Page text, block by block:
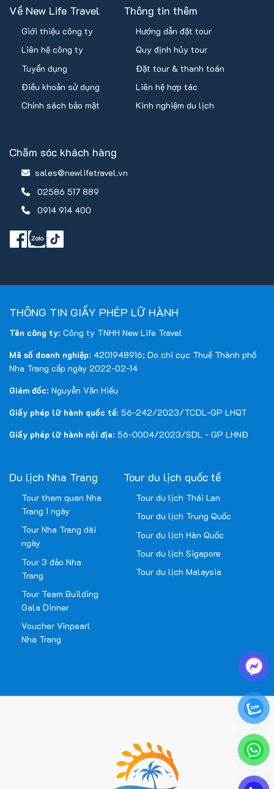
Về New Life Travel
Giới thiệu công ty
Liên hệ công ty
Tuyển dụng
Điều khoản sử dụng
Chính sách bảo mật
Thông tin thêm
Hướng dẫn đặt tour
Quy định hủy tour
Đặt tour & thanh toán
Liên hệ hợp tác
Kinh nghiệm du lịch
Chăm sóc khách hàng
sales@newlifetravel.vn
02586 517 889
0914 914 400
THÔNG TIN GIẤY PHÉP LỮ HÀNH
Tên công ty: Công ty TNHH New Life Travel
Mã số doanh nghiệp: 4201948916; Do chi cục Thuế Thành phố
Nha Trang cấp ngày 2022-02-14
Giám đốc: Nguyễn Văn Hiếu
Giấy phép lữ hành quốc tế: 56-242/2023/TCDL-GP LHQT
Giấy phép lữ hành nội địa: 56-0004/2023/SDL - GP LHNĐ
Du lịch Nha Trang
Tour tham quan Nha
Trang 1 ngày
Tour Nha Trang dài
ngày
Tour 3 đảo Nha
Trang
Tour Team Building
Gala Dinner
Voucher Vinpearl
Nha Trang
Tour du lịch quốc tế
Tour du lịch Thái Lan
Tour du lịch Trung Quốc
Tour du lịch Hàn Quốc
Tour du lịch Sigapore
Tour du lịch Malaysia